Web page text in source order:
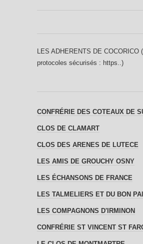
LES ADHERENTS DE COCORICO
protocoles sécurisés : https..)
CONFRÉRIE DES COTEAUX DE
CLOS DE CLAMART
CLOS DES ARENES DE LUTECE
LES AMIS DE GROUCHY OSNY
LES ÉCHANSONS DE FRANCE
LES TALMELIERS ET DU BON
LES COMPAGNONS D'IRMINON
CONFRÉRIE ST VINCENT ST